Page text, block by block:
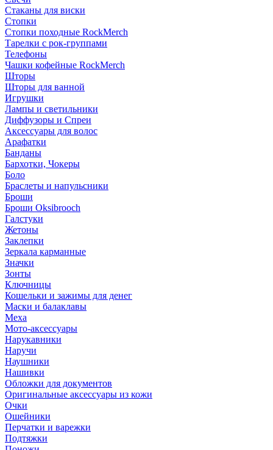
Стаканы для виски
Стопки
Стопки походные RockMerch
Тарелки с рок-группами
Телефоны
Чашки кофейные RockMerch
Шторы
Шторы для ванной
Игрушки
Лампы и светильники
Диффузоры и Спреи
Аксессуары для волос
Арафатки
Банданы
Бархотки, Чокеры
Боло
Браслеты и напульсники
Броши
Броши Oksibrooch
Галстуки
Жетоны
Заклепки
Зеркала карманные
Значки
Зонты
Ключницы
Кошельки и зажимы для денег
Маски и балаклавы
Меха
Мото-аксессуары
Нарукавники
Наручи
Наушники
Нашивки
Обложки для документов
Оригинальные аксессуары из кожи
Очки
Ошейники
Перчатки и варежки
Подтяжки